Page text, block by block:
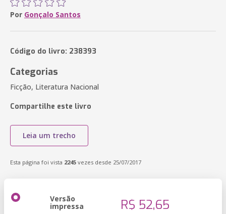
Por Gonçalo Santos
Código do livro: 238393
Categorias
Ficção, Literatura Nacional
Compartilhe este livro
Leia um trecho
Esta página foi vista 2245 vezes desde 25/07/2017
Versão
impressa R$ 52,65